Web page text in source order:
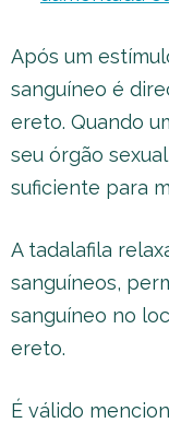
Após um
sanguíneo é
ereto. Quando
seu órgão
suficiente para
A tadalafila
sanguíneos,
sanguíneo no
ereto.
É válido